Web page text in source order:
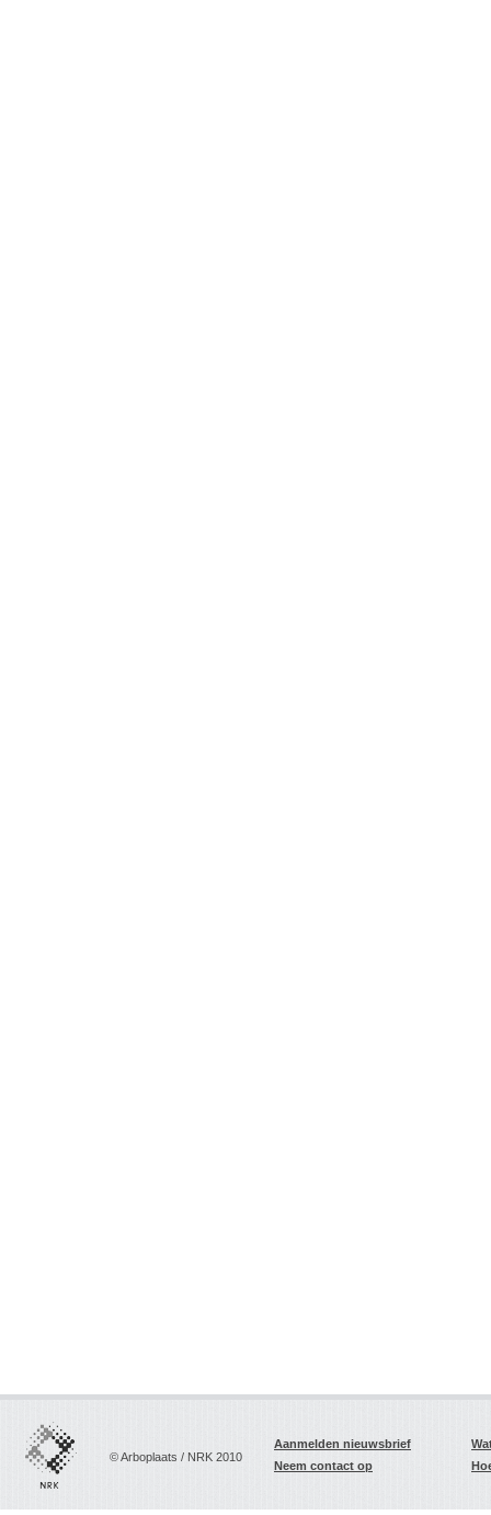
© Arboplaats / NRK 2010
Aanmelden nieuwsbrief
Neem contact op